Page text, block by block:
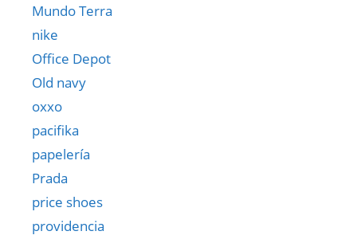
Mundo Terra
nike
Office Depot
Old navy
oxxo
pacifika
papelería
Prada
price shoes
providencia